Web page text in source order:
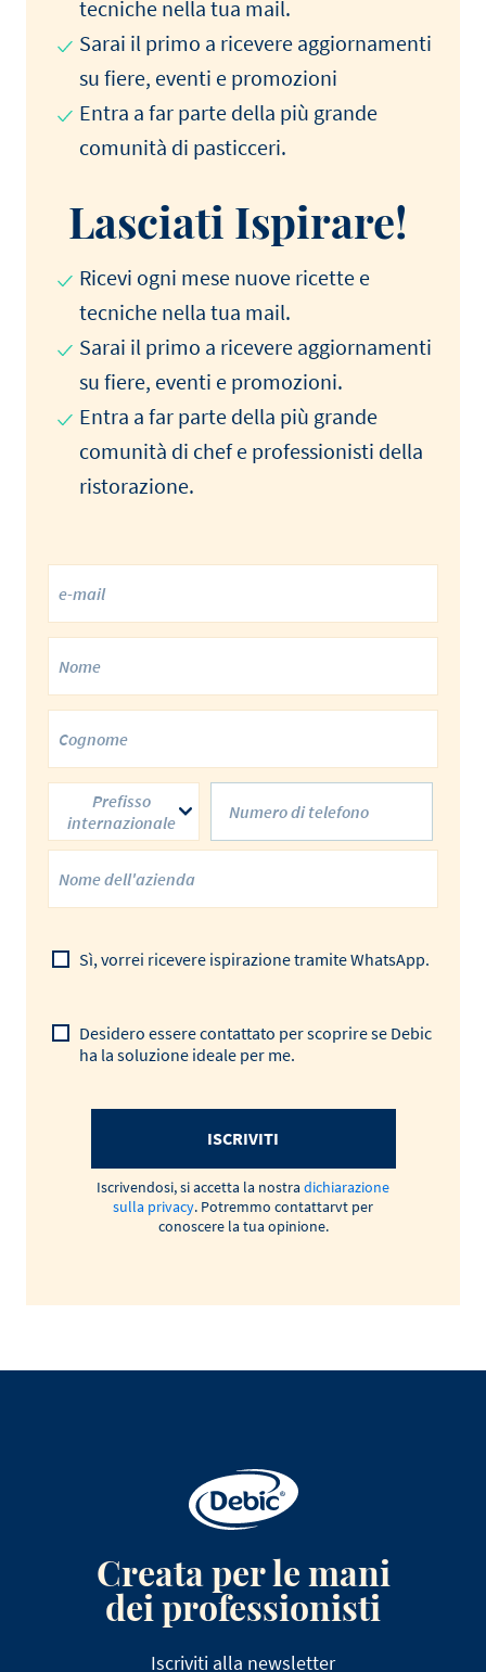
tecniche nella tua mail.
Sarai il primo a ricevere aggiornamenti
su fiere, eventi e promozioni
Entra a far parte della più grande
comunità di pasticceri.
Lasciati Ispirare!
Ricevi ogni mese nuove ricette e
tecniche nella tua mail.
Sarai il primo a ricevere aggiornamenti
su fiere, eventi e promozioni.
Entra a far parte della più grande
comunità di chef e professionisti della
ristorazione.
Prefisso
internazionale
Sì, vorrei ricevere ispirazione tramite WhatsApp.
Desidero essere contattato per scoprire se Debic
ha la soluzione ideale per me.
ISCRIVITI
Iscrivendosi, si accetta la nostra dichiarazione
sulla privacy. Potremmo contattarvt per
conoscere la tua opinione.
Creata per le mani
dei professionisti
Iscriviti alla newsletter